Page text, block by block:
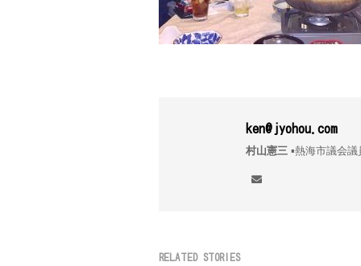
ken@jyohou.com
村山憲三 ▪︎熱海市議
RELATED STORIES